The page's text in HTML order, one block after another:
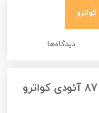
دیدگاه‌ها
ماشین فلزی هات ویلز 87 آئودی کواترو